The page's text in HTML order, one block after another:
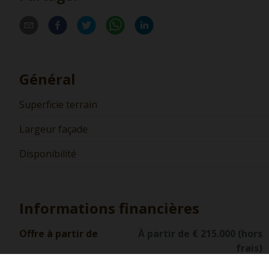
Général
Superficie terrain
Largeur façade
Disponibilité
Informations financières
Offre à partir de
À partir de € 215.000 (hors
frais)